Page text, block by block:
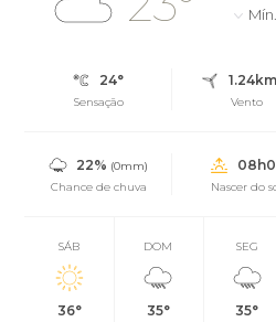
Mín.
24°
Sensação Vento
22% (0mm)
Chance de chuva
Nascer do
SÁB
36°
DOM
35°
SEG
35°